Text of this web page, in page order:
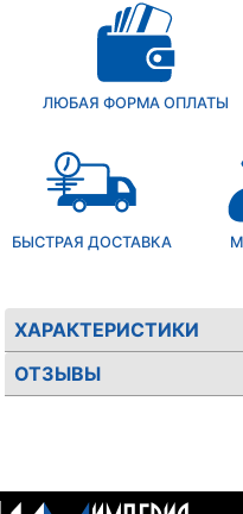
ЛЮБАЯ ФОРМА ОПЛАТЫ
БЫСТРАЯ ДОСТАВКА
ХАРАКТЕРИСТИКИ
ОТЗЫВЫ